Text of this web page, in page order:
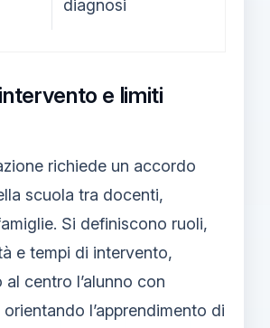
diagnosi
e limiti
richiede un accordo
scuola tra docenti,
Si definiscono ruoli,
e tempi di intervento,
al centro l’alunno con
l’apprendimento di